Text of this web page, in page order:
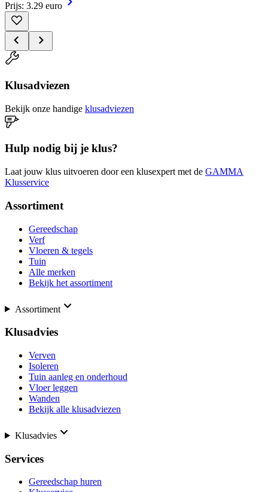
Prijs: 3.29 euro
Klusadviezen
Bekijk onze handige klusadviezen
Hulp nodig bij je klus?
Laat jouw klus uitvoeren door een klusexpert met de GAMMA
Klusservice
Assortiment
Gereedschap
Verf
Vloeren & tegels
Tuin
Alle merken
Bekijk het assortiment
Assortiment
Klusadvies
Verven
Isoleren
Tuin aanleg en onderhoud
Vloer leggen
Wanden
Bekijk alle klusadviezen
Klusadvies
Services
Gereedschap huren